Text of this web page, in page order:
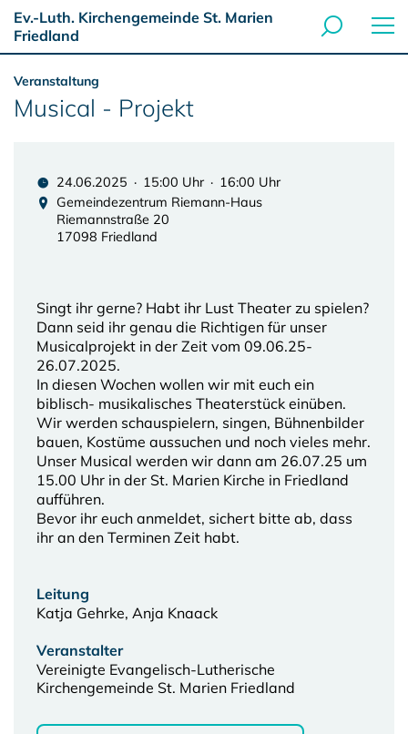
Ev.-Luth. Kirchengemeinde St. Marien
Friedland
Veranstaltung
Musical - Projekt
24.06.2025 · 15:00 Uhr · 16:00 Uhr
Gemeindezentrum Riemann-Haus
Riemannstraße 20
17098 Friedland
Singt ihr gerne? Habt ihr Lust Theater zu spielen?
Dann seid ihr genau die Richtigen für unser
Musicalprojekt in der Zeit vom 09.06.25-
26.07.2025.
In diesen Wochen wollen wir mit euch ein
biblisch- musikalisches Theaterstück einüben.
Wir werden schauspielern, singen, Bühnenbilder
bauen, Kostüme aussuchen und noch vieles mehr.
Unser Musical werden wir dann am 26.07.25 um
15.00 Uhr in der St. Marien Kirche in Friedland
aufführen.
Bevor ihr euch anmeldet, sichert bitte ab, dass
ihr an den Terminen Zeit habt.
Leitung
Katja Gehrke, Anja Knaack
Veranstalter
Vereinigte Evangelisch-Lutherische
Kirchengemeinde St. Marien Friedland